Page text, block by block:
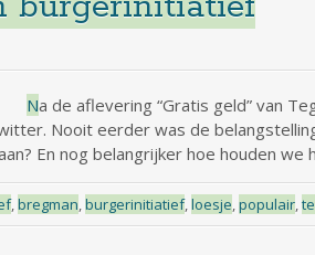
Na de aflevering “Gratis geld” van
Nooit eerder was de
En nog belangrijker hoe houden
,bregman,burgerinitiatief,loesje,populair,